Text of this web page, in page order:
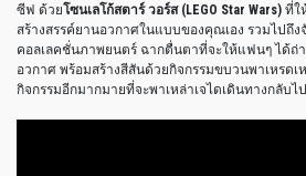
ซีฟ ด้วยโซนเลโก้สตาร์ วอร์ส (LEGO Star Wars) ที่ใ
สร้างสรรค์ยานอวกาศในแบบของคุณเอง รวมไปถึ
คอลเลคชั่นภาพยนตร์ ฉากตื่นตาที่จะให้แฟนๆ ได้ถ่
อวกาศ พร้อมสร้างสีสันด้วยกิจกรรมขบวนพาเหรด
กิจกรรมอีกมากมายที่จะพาเหล่าเจไดเดินทางกลับไ